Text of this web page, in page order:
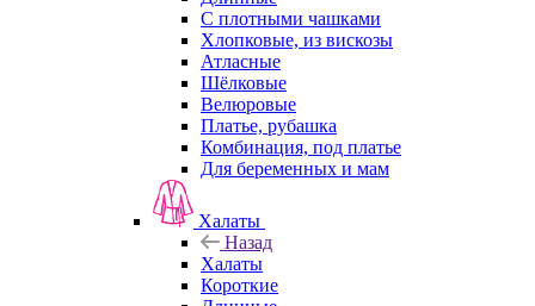
С плотными чашками
Хлопковые, из вискозы
Атласные
Шёлковые
Велюровые
Платье, рубашка
Комбинация, под платье
Для беременных и мам
Халаты
Назад
Халаты
Короткие